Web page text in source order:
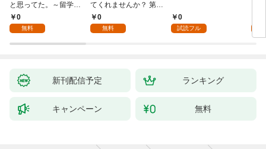
と思ってた。～留学し
た僕の留守中に、一途
な彼女が汚されるまで
0
無料
てくれませんか？ 第1
話0
無料
0
試読フル
新刊配信予定 ランキング
キャンペーン 無料